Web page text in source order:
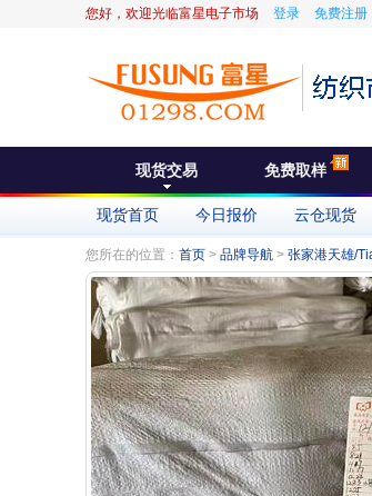
您好，欢迎光临富星电子市场 登录 免费注册
现货交易 免费取样
现货首页 今日报价 云仓现货
您所在的位置： 首页 > 品牌导航 > 张家港天雄/